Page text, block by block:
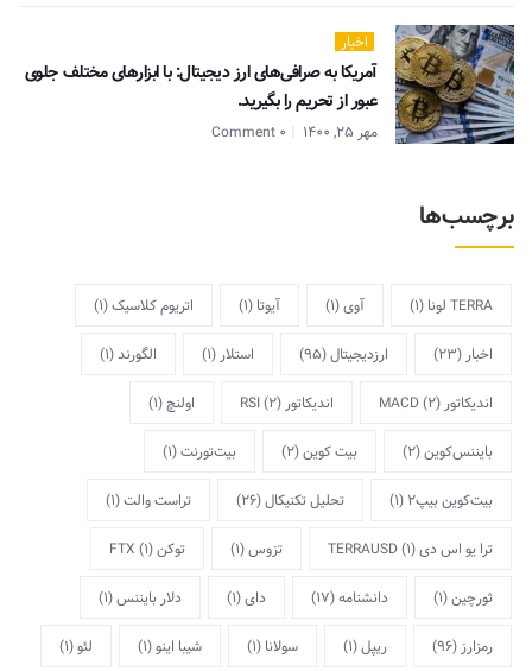
اخبار
آمریکا به صرافی‌های ارز دیجیتال: با ابزارهای مختلف جلوی
عبور از تحریم را بگیرید.
مهر 25, 1400 0 Comment
برچسب‌ها
TERRA لونا (1) آوی(1) آیوتا (1) اتریوم کلاسیک(1)
اخبار (23) ارزدیجیتال(95) استلار (1) الگورند(1)
اندیکاتور MACD (2) اندیکاتور RSI (2) اولنچ(1)
بایننس‌کوین(2) بیت کوین(2) بیت‌تورنت(1)
بیت‌کوین بیپ2 (1) تحلیل تکنیکال(26) تراست والت(1)
ترا یو اس دی TERRAUSD(1) تزوس(1) توکن FTX(1)
ثورچین(1) دانشنامه(17) دای(1) دلار بایننس(1)
رمزارز (96) ریپل(1) سولانا (1) شیبا اینو(1) لئو(1)